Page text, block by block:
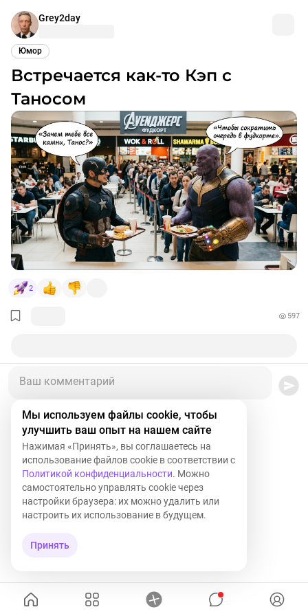
Grey2day
Юмор
Встречается как-то Кэп с
Таносом
2
597
Ваш комментарий
Мы используем файлы cookie, чтобы
улучшить ваш опыт на нашем сайте
Нажимая «Принять», вы соглашаетесь на
использование файлов cookie в соответствии с
Политикой конфиденциальности. Можно
самостоятельно управлять cookie через
настройки браузера: их можно удалить или
настроить их использование в будущем.
Принять